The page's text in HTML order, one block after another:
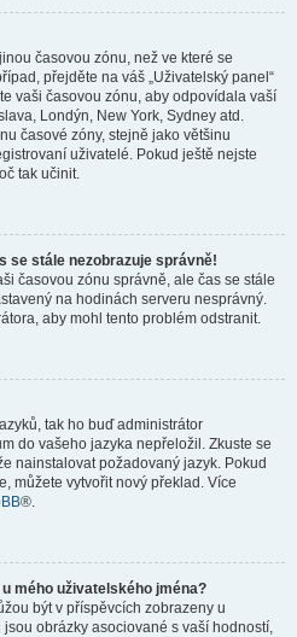
časovou zónu, než ve které se
přejděte na váš „Uživatelský panel“
vaši časovou zónu, aby odpovídala vaší
Londýn, New York, Sydney atd.
časové zóny, stejně jako většinu
uživatelé. Pokud ještě nejste
tak učinit.
se stále nezobrazuje správně!
časovou zónu správně, ale čas se stále
na hodinách serveru nesprávný.
aby mohl tento problém odstranit.
tak ho buď administrátor
do vašeho jazyka nepřeložil. Zkuste se
nainstalovat požadovaný jazyk. Pokud
můžete vytvořit nový překlad. Více
®.
mého uživatelského jména?
být v příspěvcích zobrazeny u
obrázky asociované s vaší hodností,